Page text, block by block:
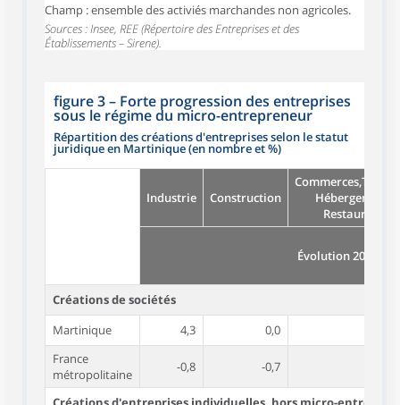
Champ : ensemble des activiés marchandes non agricoles.
Sources : Insee, REE (Répertoire des Entreprises et des
Établissements – Sirene).
figure 3– Forte progression des entreprises
sous le régime du micro-entrepreneur
Répartition des créations d'entreprises selon le statut
juridique en Martinique (en nombre et %)
Industrie Construction
Hébergement
Restauration
Évolution 2018/
Créations de sociétés
Martinique
4,3
0,0
France
métropolitaine
-0,8 -0,7